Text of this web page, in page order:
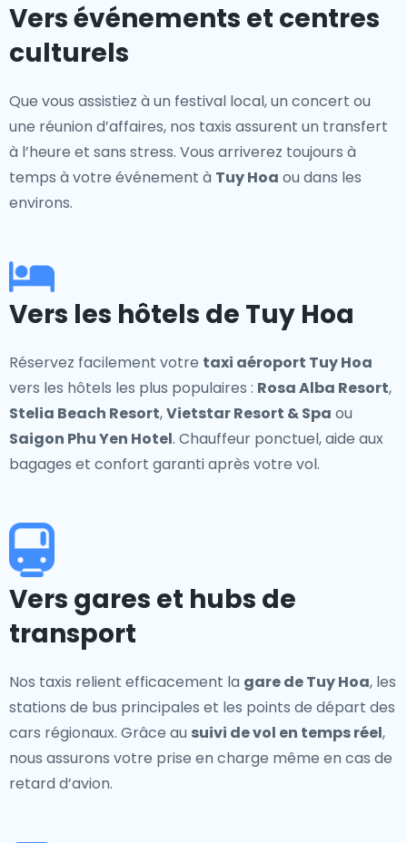
Vers événements et centres
culturels
Que vous assistiez à un festival local, un concert ou
une réunion d’affaires, nos taxis assurent un transfert
à l’heure et sans stress. Vous arriverez toujours à
temps à votre événement à Tuy Hoa ou dans les
environs.
Vers les hôtels de Tuy Hoa
Réservez facilement votre taxi aéroport Tuy Hoa
vers les hôtels les plus populaires : Rosa Alba Resort,
Stelia Beach Resort,Vietstar Resort & Spa ou
Saigon Phu Yen Hotel. Chauffeur ponctuel, aide aux
bagages et confort garanti après votre vol.
Vers gares et hubs de
transport
Nos taxis relient efficacement la gare de Tuy Hoa, les
stations de bus principales et les points de départ des
cars régionaux. Grâce au suivi de vol en temps réel,
nous assurons votre prise en charge même en cas de
retard d’avion.